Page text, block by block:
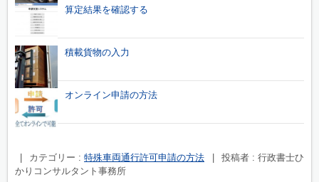
算定結果を確認する
積載貨物の入力
オンライン申請の方法
カテゴリー : 特殊車両通行許可申請の方法
投稿者 : 行政書士ひ
かりコンサルタント事務所